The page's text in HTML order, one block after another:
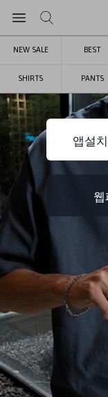
NEW SALE BEST
SHIRTS PANTS
앱설